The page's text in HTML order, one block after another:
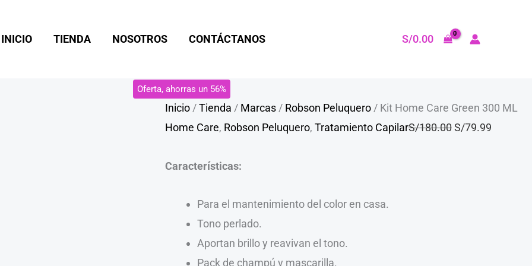
INICIO TIENDA NOSOTROS CONTÁCTANOS S/0.00
Oferta, ahorras un 56%
Inicio/Tienda / Marcas/ Robson Peluquero/ Kit Home Care Green 300 ML
Home Care, Robson Peluquero, Tratamiento CapilarS/180.00
precio
original
S/79.99
Características:
Para el mantenimiento del color en casa.
Tono perlado.
Aportan brillo y reavivan el tono.
Pack de champú y mascarilla.
300
ML
cantidad